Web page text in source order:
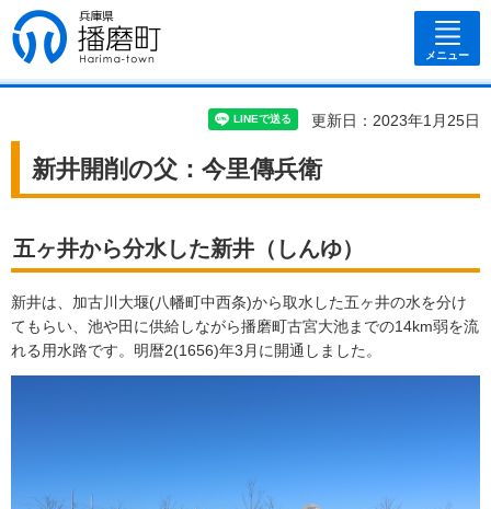
兵庫県 播磨
町
メニュー
更新日：2023年1月25日
新井開削の父：今里傳兵衛
五ヶ井から分水した新井（しんゆ）
新井は、加古川大堰(八幡町中西条)から取水した五ヶ井の水を分け
てもらい、池や田に供給しながら播磨町古宮大池までの14km弱を流
れる用水路です。明暦2(1656)年3月に開通しました。